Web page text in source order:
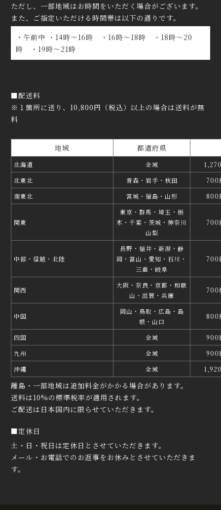
ただし、一部地域はお時間をいただく場合がございます。
また、ご指定いただける時間帯は以下の通りです。
・午前中 ・14時〜16時 ・16時〜18時 ・18時〜20
時 ・19時〜21時
■配送料
※１箇所に送り、10,800円（税込）以上の場合は送料が無
料
地域 都道府県
北海道 全域
北東北
青森・岩手・秋田
700
南東北
宮城・福島・山形 800
関東
東京・群馬・埼玉・栃
木・千葉・茨城・神奈川
山梨
700
中部・信越・北陸
長野・福井・新潟・静
岡・富山・愛知・石川・
三重・岐阜
700
関西
大阪・奈良・京都・和歌
山・滋賀・兵庫
700
中国
岡山・鳥取・広島・島
根・山口
800
四国 全域
900
九州
全域
900
沖繩
全域
離島・一部地域は追加料金がかかる場合があります。
送料は10%の標準税率が適用されます。
ご配送は日本国内に限らせていただきます。
■定休日
土・日・祝日は定休日とさせていただきます。
メール・お電話でのお返事をお休みとさせていただきま
す。